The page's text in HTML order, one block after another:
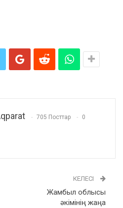
705 Посттар 0
КЕЛЕСІ
Жамбыл облысы
әкімінің жаңа